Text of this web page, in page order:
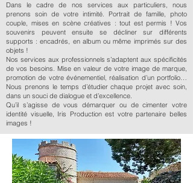
Dans le cadre de nos services aux particuliers, nous
prenons soin de votre intimité. Portrait de famille, photo
couple, mises en scène créatives : tout est permis ! Vos
souvenirs peuvent ensuite se décliner sur différents
supports : encadrés, en album ou même imprimés sur des
objets !
Nos services aux professionnels s’adaptent aux spécificités
de vos besoins. Mise en valeur de votre image de marque,
promotion de votre événementiel, réalisation d’un portfolio…
Nous prenons le temps d’étudier chaque projet avec soin,
dans un souci de dialogue et d’excellence.
Qu’il s’agisse de vous démarquer ou de cimenter votre
identité visuelle, Iris Production est votre partenaire belles
images !